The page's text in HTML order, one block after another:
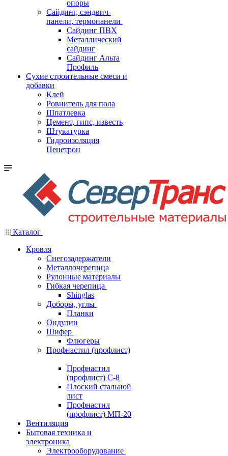
опоры
Cайдинг, сэндвич-
панели, термопанели
Сайдинг ПВХ
Металлический
сайдинг
Сайдинг Альта
Профиль
Сухие строительные смеси и
добавки
Клей
Ровнитель для пола
Шпатлевка
Цемент, гипс, известь
Штукатурка
Гидроизоляция
Пенетрон
Каталог
Кровля
Снегозадержатели
Металлочерепица
Рулонные материалы
Гибкая черепица
Shinglas
Доборы, углы
Планки
Ондулин
Шифер
Флюгеры
Профнастил (профлист)
Профнастил
(профлист) С-8
Плоский стальной
лист
Профнастил
(профлист) МП-20
Вентиляция
Бытовая техника и
электроника
Электрооборудование